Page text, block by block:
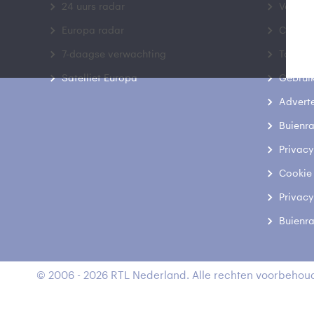
24 uurs radar
Europa radar
7-daagse verwachting
Satelliet Europa
Contact
© 2006 - 2026 RTL Nederland. Alle rechten